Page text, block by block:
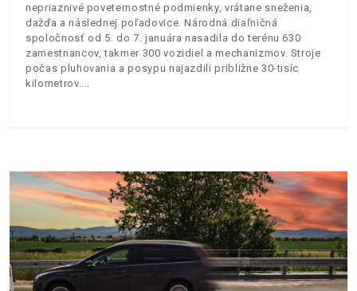
nepriaznivé poveternostné podmienky, vrátane sneženia,
dažďa a následnej poľadovice. Národná diaľničná
spoločnosť od 5. do 7. januára nasadila do terénu 630
zamestnancov, takmer 300 vozidiel a mechanizmov. Stroje
počas pluhovania a posypu najazdili približne 30-tisíc
kilometrov.